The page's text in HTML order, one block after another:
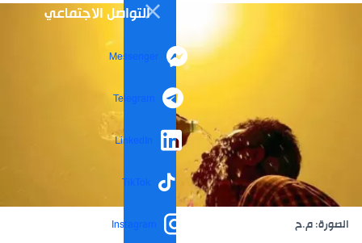
التواصل الاجتماعي
Messenger
Telegram
LinkedIn
TikTok
Instagram الصورة: م.ح